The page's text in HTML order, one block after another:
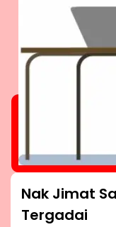
Nak Jimat
Tergadai